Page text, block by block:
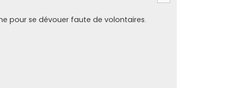
pour se dévouer faute de volontaires.